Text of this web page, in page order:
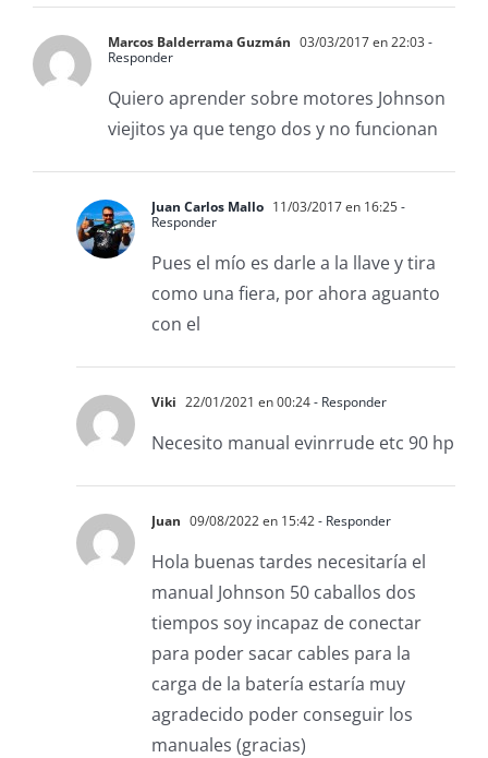
Marcos Balderrama Guzmán 03/03/2017 en 22:03-
Responder
Quiero aprender sobre motores Johnson
viejitos ya que tengo dos y no funcionan
Juan Carlos Mallo 11/03/2017 en 16:25-
Responder
Pues el mío es darle a la llave y tira
como una fiera, por ahora aguanto
con el
Viki 22/01/2021 en 00:24- Responder
Necesito manual evinrrude etc 90 hp
Juan 09/08/2022 en 15:42- Responder
Hola buenas tardes necesitaría el
manual Johnson 50 caballos dos
tiempos soy incapaz de conectar
para poder sacar cables para la
carga de la batería estaría muy
agradecido poder conseguir los
manuales (gracias)